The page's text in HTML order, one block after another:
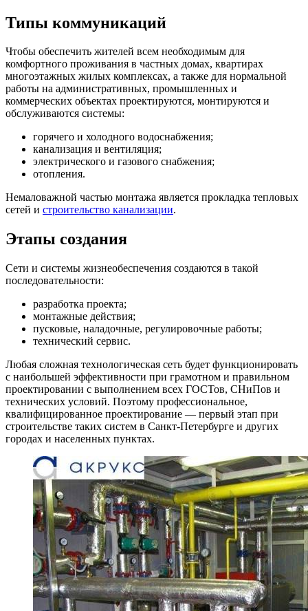
Типы коммуникаций
Чтобы обеспечить жителей всем необходимым для
комфортного проживания в частных домах, квартирах
многоэтажных жилых комплексах, а также для нормальной
работы на административных, промышленных и
коммерческих объектах проектируются, монтируются и
обслуживаются системы:
горячего и холодного водоснабжения;
канализация и вентиляция;
электрического и газового снабжения;
отопления.
Немаловажной частью монтажа является прокладка тепловых
сетей и строительство канализации.
Этапы создания
Сети и системы жизнеобеспечения создаются в такой
последовательности:
разработка проекта;
монтажные действия;
пусковые, наладочные, регулировочные работы;
технический сервис.
Любая сложная технологическая сеть будет функционировать
с наибольшей эффективности при грамотном и правильном
проектировании с выполнением всех ГОСТов, СНиПов и
технических условий. Поэтому профессиональное,
квалифицированное проектирование — первый этап при
строительстве таких систем в Санкт-Петербурге и других
городах и населенных пунктах.